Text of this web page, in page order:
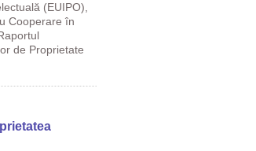
(EUIPO),
Cooperare în
de Proprietate